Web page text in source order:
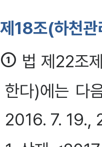
제18조(하천관
① 법 제22조
한다)에는 다
2016. 7. 19.,